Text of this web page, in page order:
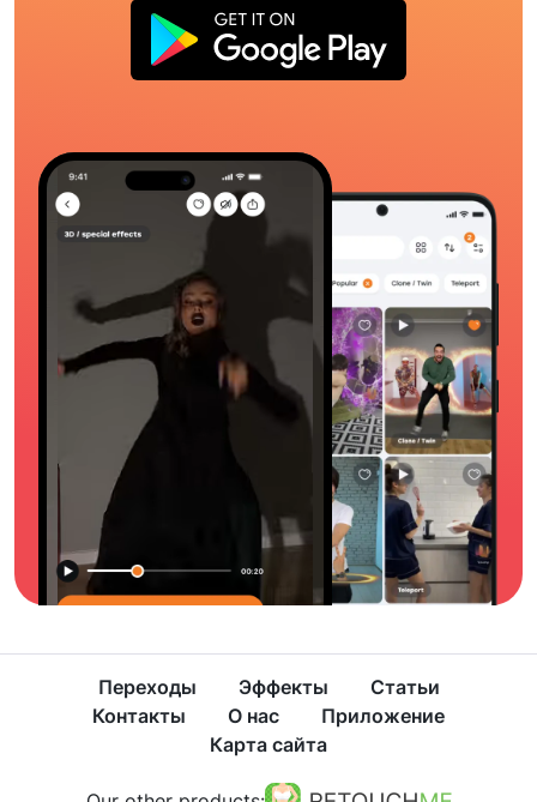
Переходы Эффекты
Статьи
Контакты
О нас
Приложение
Карта сайта